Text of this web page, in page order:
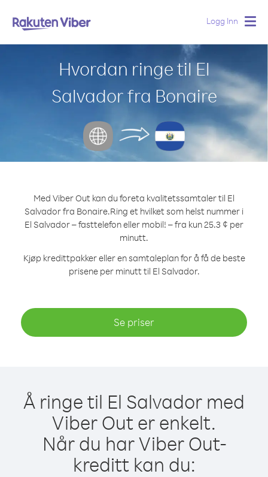
Logg Inn
Hvordan ringe til El
Salvador fra Bonaire
Med Viber Out kan du foreta kvalitetssamtaler til El
Salvador fra Bonaire.Ring et hvilket som helst nummer i
El Salvador – fasttelefon eller mobil! – fra kun 25.3 ¢ per
minutt.
Kjøp kredittpakker eller en samtaleplan for å få de beste
prisene per minutt til El Salvador.
Se priser
Å ringe til El Salvador med
Viber Out er enkelt.
Når du har Viber Out-
kreditt kan du: